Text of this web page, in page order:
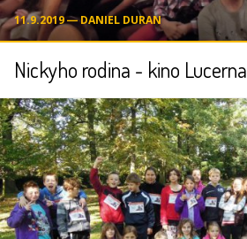
11.9.2019 ― DANIEL DURAN
Nickyho rodina - kino Lucerna